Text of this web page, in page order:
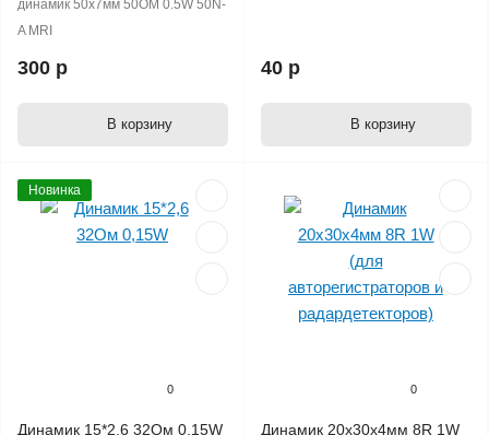
динамик 50х7мм 50ОМ 0.5W 50N-
A MRI
300 р
В корзину
40 р
В корзину
Новинка
0
Динамик 15*2,6 32Ом 0,15W
0
Динамик 20х30х4мм 8R 1W